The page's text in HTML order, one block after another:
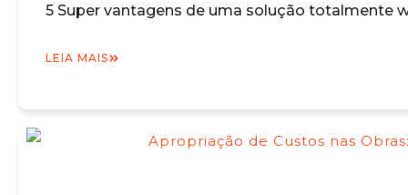
5 Super vantagens de uma solução totalmente
LEIA MAIS